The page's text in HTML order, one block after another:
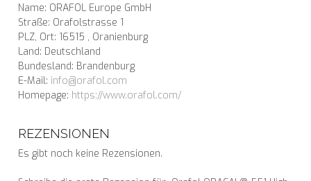
Name: ORAFOL Europe GmbH
Straße: Orafolstrasse 1
PLZ, Ort: 16515 , Oranienburg
Land: Deutschland
Bundesland: Brandenburg
E-Mail: info@orafol.com
Homepage: https://www.orafol.com/
REZENSIONEN
Es gibt noch keine Rezensionen.